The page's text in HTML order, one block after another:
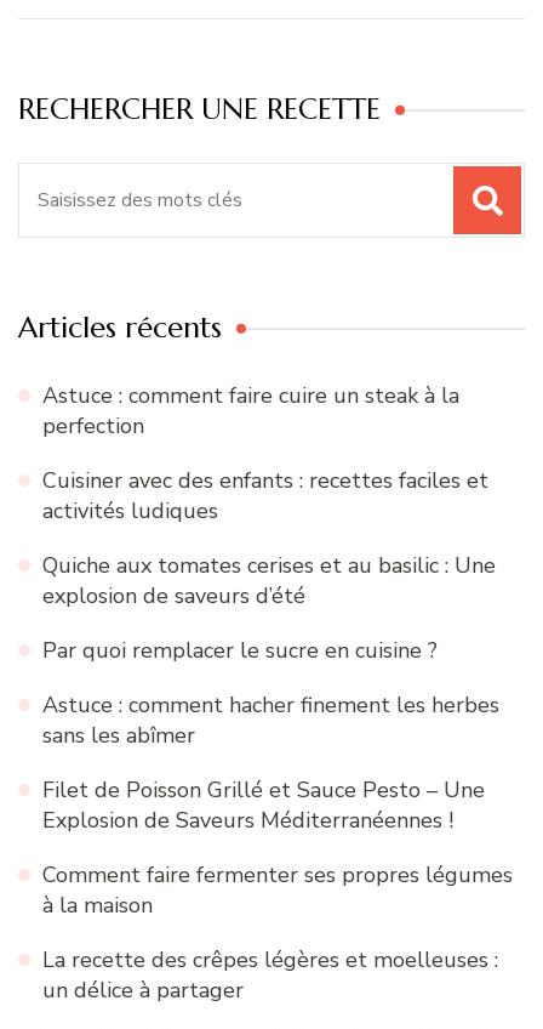
RECHERCHER UNE RECETTE
Articles récents
Astuce : comment faire cuire un steak à la
perfection
Cuisiner avec des enfants : recettes faciles et
activités ludiques
Quiche aux tomates cerises et au basilic : Une
explosion de saveurs d’été
Par quoi remplacer le sucre en cuisine ?
Astuce : comment hacher finement les herbes
sans les abîmer
Filet de Poisson Grillé et Sauce Pesto – Une
Explosion de Saveurs Méditerranéennes !
Comment faire fermenter ses propres légumes
à la maison
La recette des crêpes légères et moelleuses :
un délice à partager